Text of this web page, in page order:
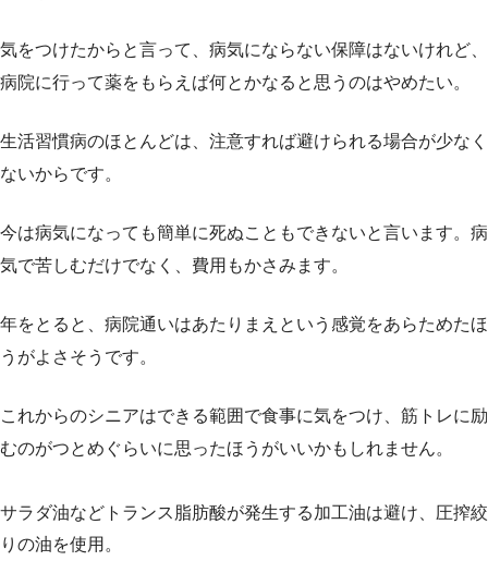
気をつけたからと言って、病気にならない保障はないけれど、
病院に行って薬をもらえば何とかなると思うのはやめたい。
生活習慣病のほとんどは、注意すれば避けられる場合が少なく
ないからです。
今は病気になっても簡単に死ぬこともできないと言います。病
気で苦しむだけでなく、費用もかさみます。
年をとると、病院通いはあたりまえという感覚をあらためたほ
うがよさそうです。
これからのシニアはできる範囲で食事に気をつけ、筋トレに励
むのがつとめぐらいに思ったほうがいいかもしれません。
サラダ油などトランス脂肪酸が発生する加工油は避け、圧搾絞
りの油を使用。